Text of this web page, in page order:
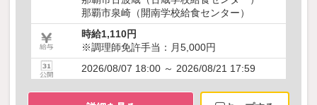
那覇市泉崎（開南学校給食センター）
時給1,110円
※調理師免許手当：月5,000円
2026/08/07 18:00 ～ 2026/08/21 17:59